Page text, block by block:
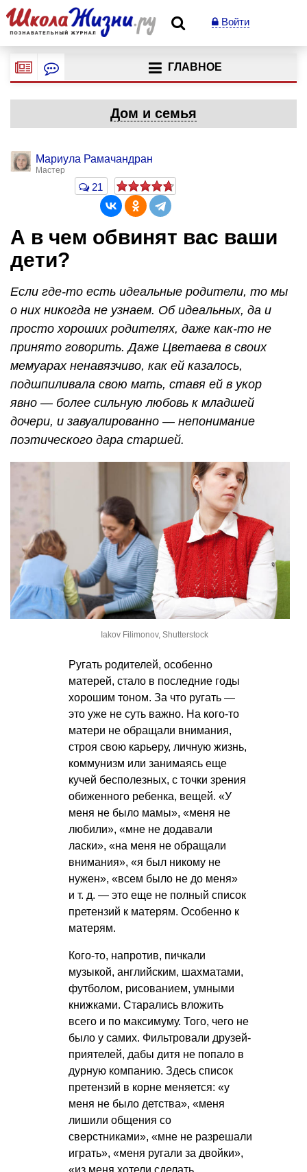
Войти
ГЛАВНОЕ
Дом и семья
Мариула Рамачандран
Мастер
21
А в чем обвинят вас ваши
дети?
Если где-то есть идеальные родители, то мы
о них никогда не узнаем. Об идеальных, да и
просто хороших родителях, даже как-то не
принято говорить. Даже Цветаева в своих
мемуарах ненавязчиво, как ей казалось,
подшпиливала свою мать, ставя ей в укор
явно — более сильную любовь к младшей
дочери, и завуалированно — непонимание
поэтического дара старшей.
Iakov Filimonov, Shutterstock
Ругать родителей, особенно
матерей, стало в последние годы
хорошим тоном. За что ругать —
это уже не суть важно. На кого-то
матери не обращали внимания,
строя свою карьеру, личную жизнь,
коммунизм или занимаясь еще
кучей бесполезных, с точки зрения
обиженного ребенка, вещей. «У
меня не было мамы», «меня не
любили», «мне не додавали
ласки», «на меня не обращали
внимания», «я был никому не
нужен», «всем было не до меня»
и т. д. — это еще не полный список
претензий к матерям. Особенно к
матерям.
Кого-то, напротив, пичкали
музыкой, английским, шахматами,
футболом, рисованием, умными
книжками. Старались вложить
всего и по максимуму. Того, чего не
было у самих. Фильтровали друзей-
приятелей, дабы дитя не попало в
дурную компанию. Здесь список
претензий в корне меняется: «у
меня не было детства», «меня
лишили общения со
сверстниками», «мне не разрешали
играть», «меня ругали за двойки»,